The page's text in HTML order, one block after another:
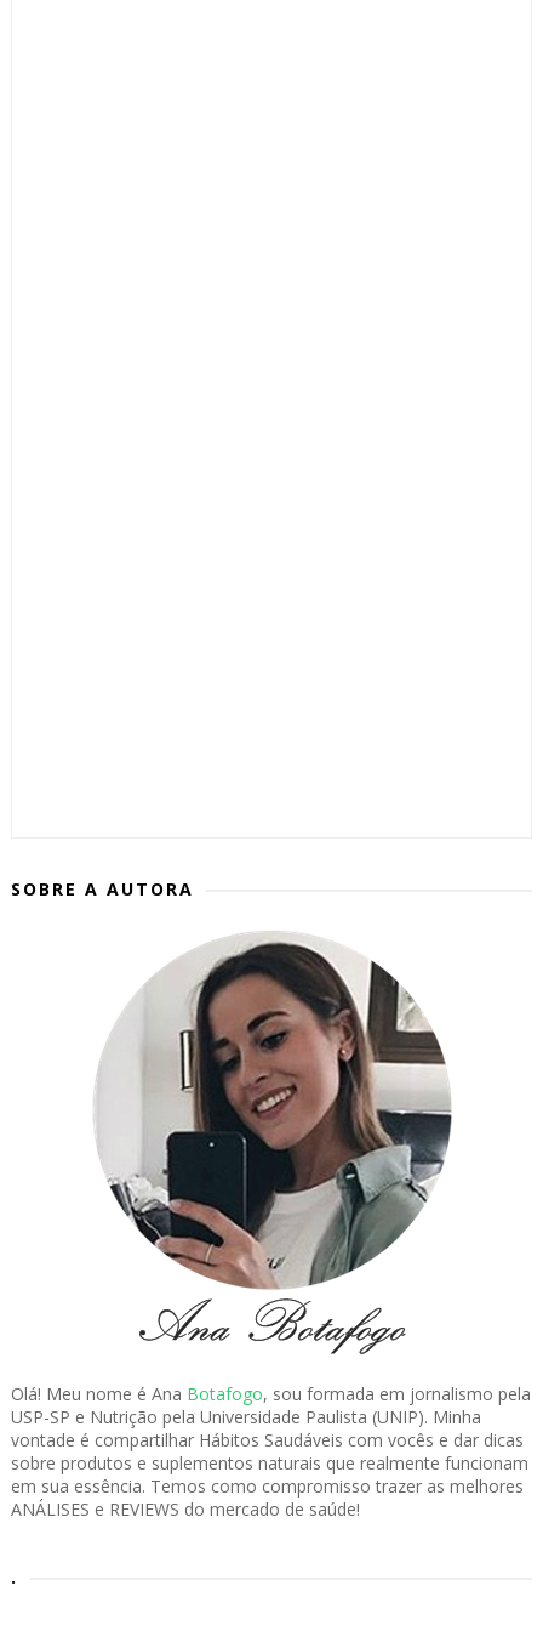
SOBRE A AUTORA
Olá! Meu nome é Ana Botafogo, sou formada em jornalismo pela
USP-SP e Nutrição pela Universidade Paulista (UNIP). Minha
vontade é compartilhar Hábitos Saudáveis com vocês e dar dicas
sobre produtos e suplementos naturais que realmente funcionam
em sua essência. Temos como compromisso trazer as melhores
ANÁLISES e REVIEWS do mercado de saúde!
.